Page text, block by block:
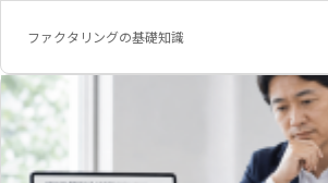
ファクタリングの基礎知識